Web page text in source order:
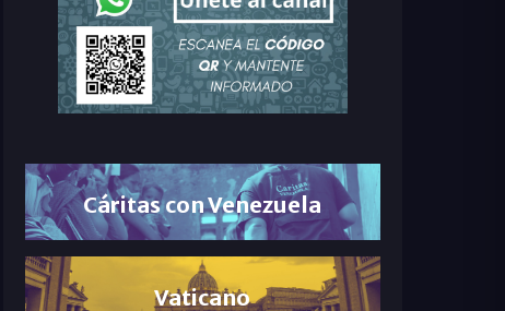
Cáritas con Venezuela
Vaticano